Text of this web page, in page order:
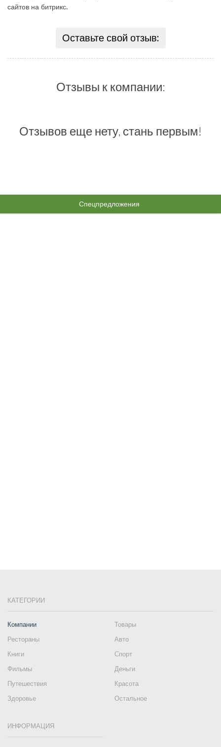
сайтов на битрикс.
Оставьте свой отзыв:
Отзывы к компании:
Отзывов еще нету, стань первым!
Спецпредложения
КАТЕГОРИИ
Компании
Товары
Рестораны
Авто
Книги
Спорт
Фильмы
Деньги
Путешествия
Красота
Здоровье
Остальное
ИНФОРМАЦИЯ